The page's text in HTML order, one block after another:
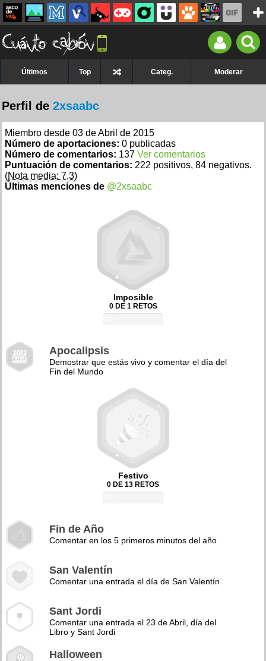
Últimos Top Categ. Moderar
Perfil de 2xsaabc
Miembro desde 03 de Abril de 2015
Número de aportaciones: 0 publicadas
Número de comentarios: 137 Ver comentarios
Puntuación de comentarios: 222 positivos, 84 negativos.
(Nota media: 7,3)
Últimas menciones de @2xsaabc
Imposible
0 DE 1 RETOS
Apocalipsis
Demostrar que estás vivo y comentar el día del
Fin del Mundo
Festivo
0 DE 13 RETOS
Fin de Año
Comentar en los 5 primeros minutos del año
San Valentín
Comentar una entrada el día de San Valentín
Sant Jordi
Comentar una entrada el 23 de Abril, día del
Libro y Sant Jordi
Halloween